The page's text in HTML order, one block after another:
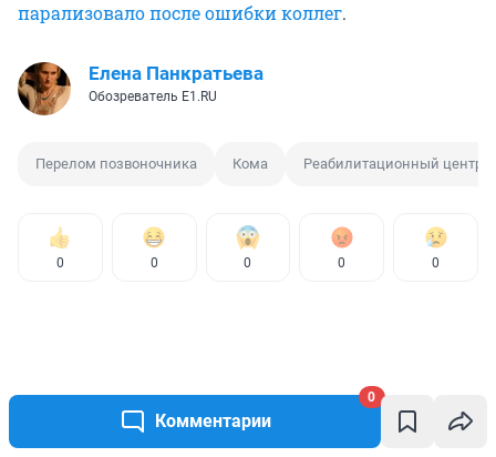
Комментарии
0
парализовало после ошибки коллег.
Елена Панкратьева
Обозреватель E1.RU
Перелом позвоночника Кома Реабилитационный центр
0 0 0 0 0